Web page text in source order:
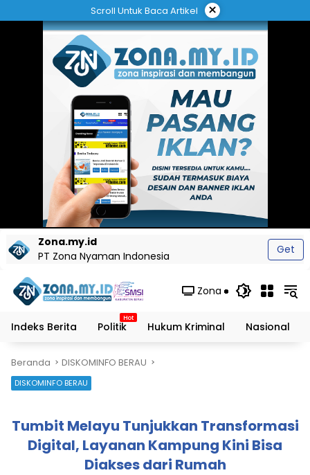
ke
Scroll Untuk Baca Artikel ×
Zona.my.id
PT Zona Nyaman Indonesia
Get
Zona
Indeks Berita Politik Hukum Kriminal Nasional
Beranda DISKOMINFO BERAU
DISKOMINFO BERAU
Tumbit Melayu Tunjukkan Transformasi
Digital, Layanan Kampung Kini Bisa
Diakses dari Rumah